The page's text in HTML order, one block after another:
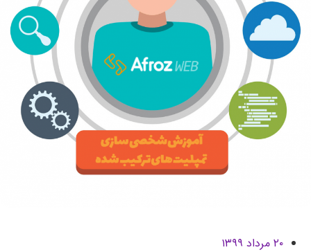
۲۰ مرداد ۱۳۹۹